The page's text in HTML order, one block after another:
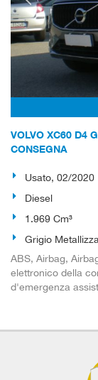
VOLVO XC60 D4
CONSEGNA
Usato, 02/2020
Diesel
1.969 Cm³
Grigio
ABS, Airbag,
elettronico della
d'emergenza